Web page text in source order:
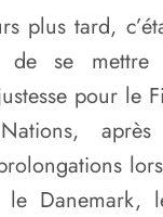
plus tard,
de se mettre
pour le
Danemark,